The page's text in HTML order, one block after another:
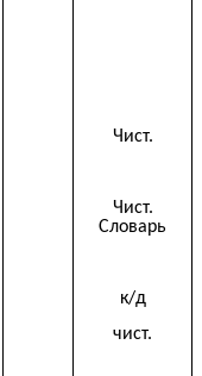
Чист.
Чист.
Словарь
к/д
чист.